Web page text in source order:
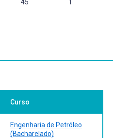
45 1
Curso
Engenharia de Petróleo
(Bacharelado)